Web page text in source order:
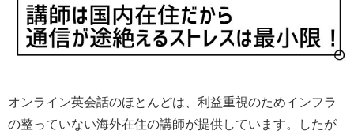
オンライン英会話のほとんどは、利益重視のためインフラ
の整っていない海外在住の講師が提供しています。したが